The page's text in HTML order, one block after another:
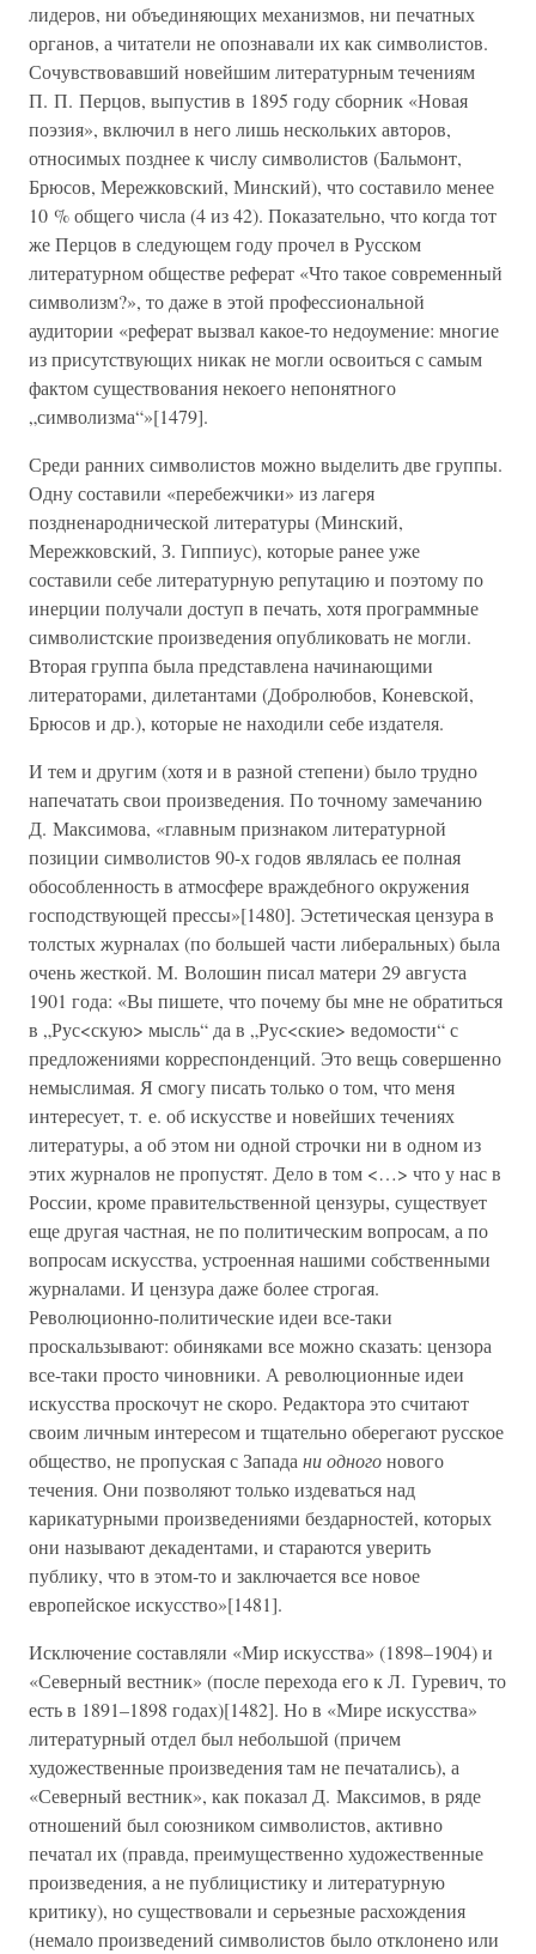
лидеров, ни объединяющих механизмов, ни печатных
органов, а читатели не опознавали их как символистов.
Сочувствовавший новейшим литературным течениям
П. П. Перцов, выпустив в 1895 году сборник «Новая
поэзия», включил в него лишь нескольких авторов,
относимых позднее к числу символистов (Бальмонт,
Брюсов, Мережковский, Минский), что составило менее
10 % общего числа (4 из 42). Показательно, что когда тот
же Перцов в следующем году прочел в Русском
литературном обществе реферат «Что такое современный
символизм?», то даже в этой профессиональной
аудитории «реферат вызвал какое-то недоумение: многие
из присутствующих никак не могли освоиться с самым
фактом существования некоего непонятного
„символизма“»[1479].
Среди ранних символистов можно выделить две группы.
Одну составили «перебежчики» из лагеря
поздненароднической литературы (Минский,
Мережковский, З. Гиппиус), которые ранее уже
составили себе литературную репутацию и поэтому по
инерции получали доступ в печать, хотя программные
символистские произведения опубликовать не могли.
Вторая группа была представлена начинающими
литераторами, дилетантами (Добролюбов, Коневской,
Брюсов и др.), которые не находили себе издателя.
И тем и другим (хотя и в разной степени) было трудно
напечатать свои произведения. По точному замечанию
Д. Максимова, «главным признаком литературной
позиции символистов 90-х годов являлась ее полная
обособленность в атмосфере враждебного окружения
господствующей прессы»[1480]. Эстетическая цензура в
толстых журналах (по большей части либеральных) была
очень жесткой. М. Волошин писал матери 29 августа
1901 года: «Вы пишете, что почему бы мне не обратиться
в „Рус<скую> мысль“ да в „Рус<ские> ведомости“ с
предложениями корреспонденций. Это вещь совершенно
немыслимая. Я смогу писать только о том, что меня
интересует, т. е. об искусстве и новейших течениях
литературы, а об этом ни одной строчки ни в одном из
этих журналов не пропустят. Дело в том <…> что у нас в
России, кроме правительственной цензуры, существует
еще другая частная, не по политическим вопросам, а по
вопросам искусства, устроенная нашими собственными
журналами. И цензура даже более строгая.
Революционно-политические идеи все-таки
проскальзывают: обиняками все можно сказать: цензора
все-таки просто чиновники. А революционные идеи
искусства проскочут не скоро. Редактора это считают
своим личным интересом и тщательно оберегают русское
общество, не пропуская с Запада ни одногонового
течения. Они позволяют только издеваться над
карикатурными произведениями бездарностей, которых
они называют декадентами, и стараются уверить
публику, что в этом-то и заключается все новое
европейское искусство»[1481].
Исключение составляли «Мир искусства» (1898–1904) и
«Северный вестник» (после перехода его к Л. Гуревич, то
есть в 1891–1898 годах)[1482]. Но в «Мире искусства»
литературный отдел был небольшой (причем
художественные произведения там не печатались), а
«Северный вестник», как показал Д. Максимов, в ряде
отношений был союзником символистов, активно
печатал их (правда, преимущественно художественные
произведения, а не публицистику и литературную
критику), но существовали и серьезные расхождения
(немало произведений символистов было отклонено или